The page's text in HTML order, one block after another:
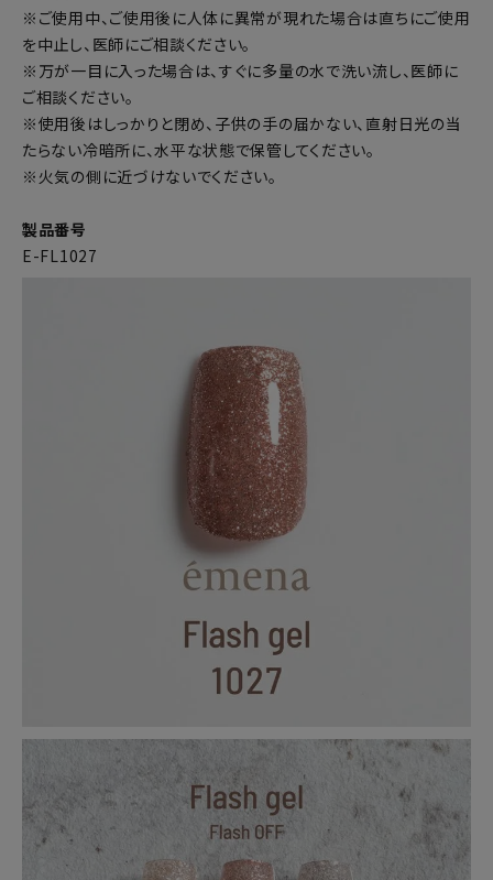
※ご使用中、ご使用後に人体に異常が現れた場合は直ちにご使用
を中止し、医師にご相談ください。
※万が一目に入った場合は、すぐに多量の水で洗い流し、医師に
ご相談ください。
※使用後はしっかりと閉め、子供の手の届かない、直射日光の当
たらない冷暗所に、水平な状態で保管してください。
※火気の側に近づけないでください。
製品番号
E-FL1027